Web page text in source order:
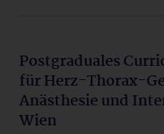
Postgraduales
für Herz-Thorax-
Anästhesie und
Wien